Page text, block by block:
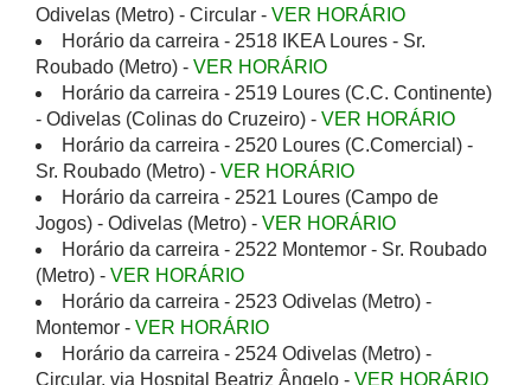
Odivelas (Metro) - Circular - VER HORÁRIO
Horário da carreira - 2518 IKEA Loures - Sr.
Roubado (Metro) - VER HORÁRIO
Horário da carreira - 2519 Loures (C.C. Continente)
- Odivelas (Colinas do Cruzeiro) - VER HORÁRIO
Horário da carreira - 2520 Loures (C.Comercial) -
Sr. Roubado (Metro) - VER HORÁRIO
Horário da carreira - 2521 Loures (Campo de
Jogos) - Odivelas (Metro) - VER HORÁRIO
Horário da carreira - 2522 Montemor - Sr. Roubado
(Metro) - VER HORÁRIO
Horário da carreira - 2523 Odivelas (Metro) -
Montemor - VER HORÁRIO
Horário da carreira - 2524 Odivelas (Metro) -
Circular, via Hospital Beatriz Ângelo - VER HORÁRIO